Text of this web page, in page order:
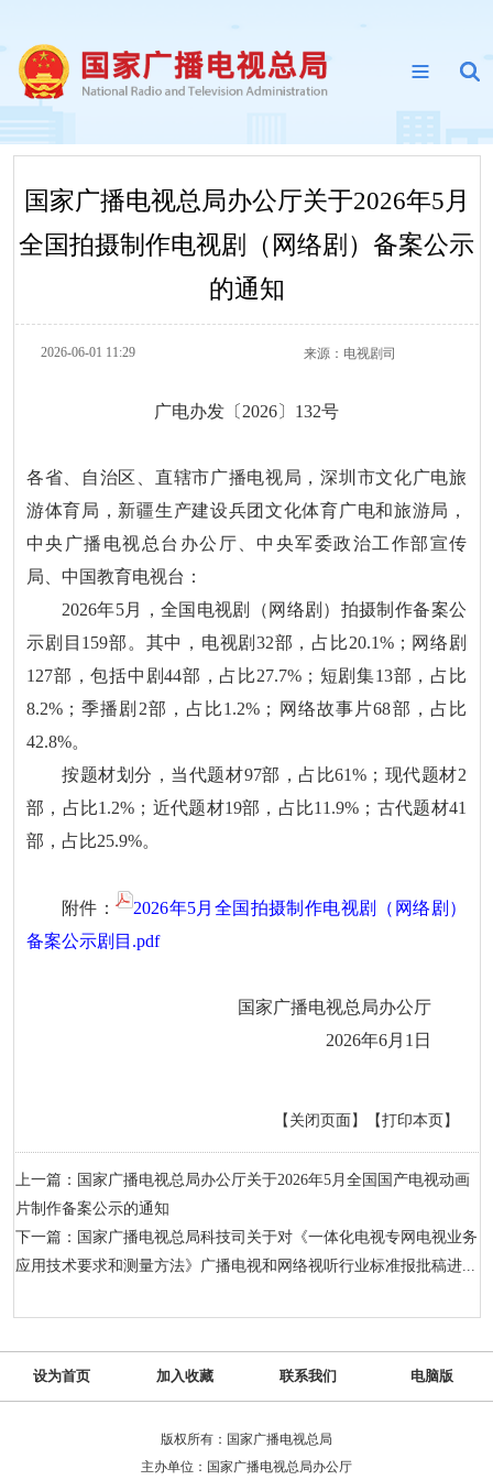
国家广播电视总局办公厅关于2026年5月
全国拍摄制作电视剧（网络剧）备案公示
的通知
2026-06-01 11:29 来源： 电视剧司
广电办发〔2026〕132号
各省、自治区、直辖市广播电视局，深圳市文化广电旅
游体育局，新疆生产建设兵团文化体育广电和旅游局，
中央广播电视总台办公厅、中央军委政治工作部宣传
局、中国教育电视台：
2026年5月，全国电视剧（网络剧）拍摄制作备案公
示剧目159部。其中，电视剧32部，占比20.1%；网络剧
127部，包括中剧44部，占比27.7%；短剧集13部，占比
8.2%；季播剧2部，占比1.2%；网络故事片68部，占比
42.8%。
按题材划分，当代题材97部，占比61%；现代题材2
部，占比1.2%；近代题材19部，占比11.9%；古代题材41
部，占比25.9%。
附件：
2026年5月全国拍摄制作电视剧（网络剧）
备案公示剧目.pdf
国家广播电视总局办公厅
2026年6月1日
【打印本页】
【关闭页面】
上一篇：国家广播电视总局办公厅关于2026年5月全国国产电视动画
片制作备案公示的通知
下一篇：国家广播电视总局科技司关于对《一体化电视专网电视业务
应用技术要求和测量方法》广播电视和网络视听行业标准报批稿进...
设为首页 加入收藏 联系我们 电脑版
版权所有：国家广播电视总局
主办单位：国家广播电视总局办公厅